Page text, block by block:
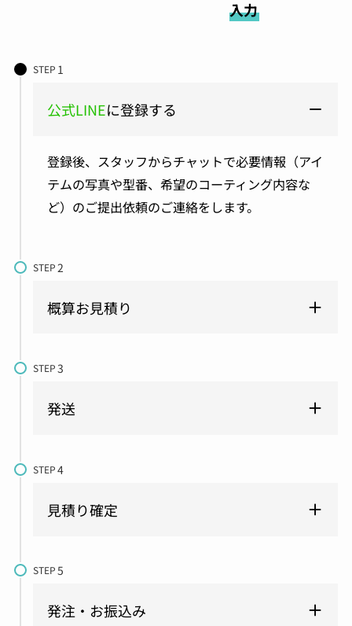
入力
STEP
公式LINEに登録する
登録後、スタッフからチャットで必要情報（アイ
テムの写真や型番、希望のコーティング内容な
ど）のご提出依頼のご連絡をします。
STEP
概算お見積り
STEP
発送
STEP
見積り確定
STEP
発注・お振込み